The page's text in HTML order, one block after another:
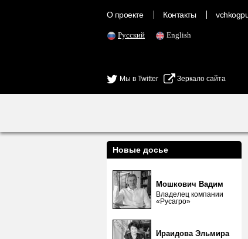
О проекте Контакты
Русский English
Мы в Twitter Зеркало сайта
Новые досье
Мошкович Вадим
Владелец компании
«Русагро»
Ираидова Эльмира